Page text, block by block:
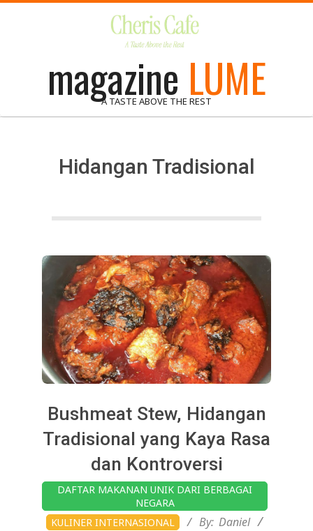
magazine LUME
A TASTE ABOVE THE REST
Hidangan Tradisional
Bushmeat Stew, Hidangan
Tradisional yang Kaya Rasa
dan Kontroversi
2025-
28
DAFTAR MAKANAN UNIK DARI BERBAGAI
NEGARA
KULINER INTERNASIONAL
By: Daniel